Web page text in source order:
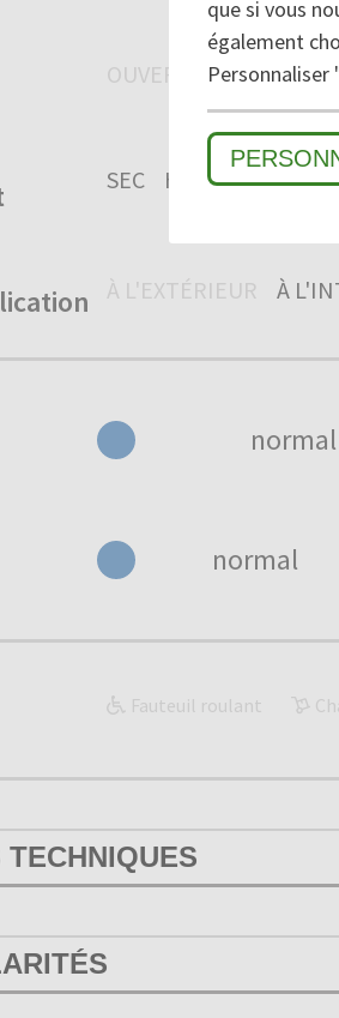
que si vous
également
Personnaliser
OUVERT FERMÉ
SEC HUMIDE
À L'EXTÉRIEUR À
normal
normal
Fauteuil roulant
TECHNIQUES